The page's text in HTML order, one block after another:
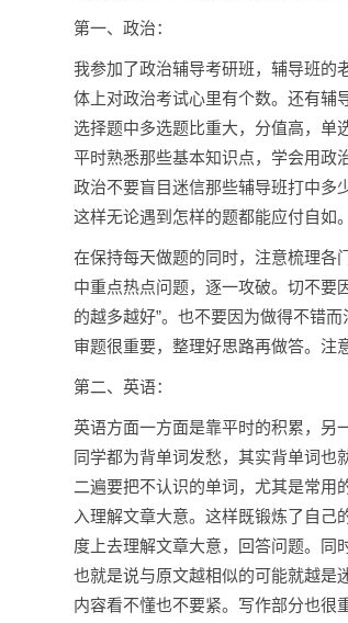
第一、政治：
我参加了政治辅导考研班，辅导班的
体上对政治考试心里有个数。还有辅
选择题中多选题比重大，分值高，单
平时熟悉那些基本知识点，学会用政
政治不要盲目迷信那些辅导班打中多
这样无论遇到怎样的题都能应付自如。
在保持每天做题的同时，注意梳理各
中重点热点问题，逐一攻破。切不要
的越多越好”。也不要因为做得不错
审题很重要，整理好思路再做答。注
第二、英语：
英语方面一方面是靠平时的积累，另
同学都为背单词发愁，其实背单词也
二遍要把不认识的单词，尤其是常用
入理解文章大意。这样既锻炼了自
度上去理解文章大意，回答问题。同
也就是说与原文越相似的可能就越是
内容看不懂也不要紧。写作部分也很